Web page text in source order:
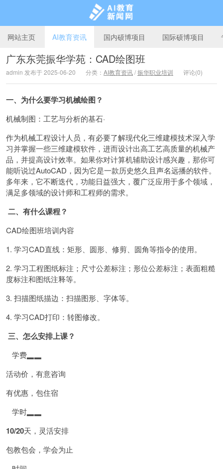
AI教育新闻网
网站主页 AI教育资讯 国内硕博项目 国际硕博项目
广东东莞振华学苑：CAD绘图班
admin 发布于 2025-06-20 分类： AI教育资讯/振华职业培训 评论(0)
一、为什么要学习机械绘图？
机械制图：工艺与分析的基石·
作为机械工程设计人员，有必要了解现代化三维建模技术深入学
习并掌握一些三维建模软件，进而设计出高工艺高质量的机械产
品，并提高设计效率。如果你对计算机辅助设计感兴趣，那你可
能听说过AutoCAD，因为它是一款历史悠久且声名远播的软件。
多年来，它不断迭代，功能日益强大，覆广泛应用于多个领域，
满足多领域的设计师和工程师的需求。
二、有什么课程？
CAD绘图班培训内容
1. 学习CAD直线：矩形、圆形、修剪、圆角等指令的使用。
2. 学习工程图纸标注；尺寸公差标注；形位公差标注；表面粗糙
度标注和图纸注释等。
3. 扫描图纸描边：扫描图形、字体等。
4. 学习CAD打印：转图修改。
三、怎么安排上课？
学费▂▂
活动价，有意咨询
有优惠，包住宿
学时▂▂
10/20天，灵活安排
包教包会，学会为止